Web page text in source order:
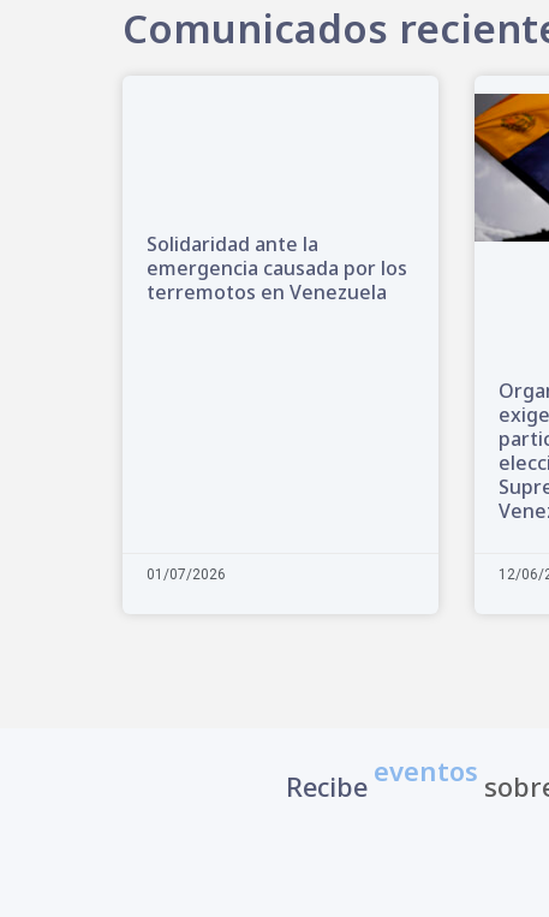
Comunicados
Solidaridad ante la
emergencia causada por los
terremotos en Venezuela
01/07/2026 12/06/
Recibe eventos